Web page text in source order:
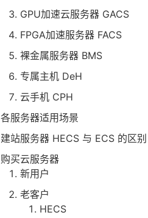
GPU加速云服务器 GACS
FPGA加速服务器 FACS
裸金属服务器 BMS
专属主机 DeH
云手机 CPH
各服务器适用场景
建站服务器 HECS 与 ECS 的区别
购买云服务器
新用户
老客户
HECS